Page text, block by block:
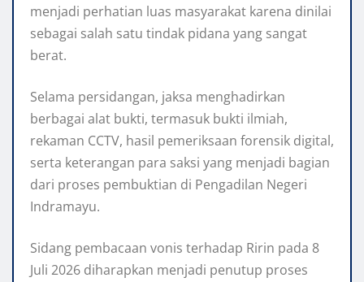
menjadi perhatian luas masyarakat karena dinilai
sebagai salah satu tindak pidana yang sangat
berat.
Selama persidangan, jaksa menghadirkan
berbagai alat bukti, termasuk bukti ilmiah,
rekaman CCTV, hasil pemeriksaan forensik digital,
serta keterangan para saksi yang menjadi bagian
dari proses pembuktian di Pengadilan Negeri
Indramayu.
Sidang pembacaan vonis terhadap Ririn pada 8
Juli 2026 diharapkan menjadi penutup proses